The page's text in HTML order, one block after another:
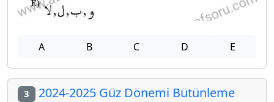
A B C D E
3 2024-2025 Güz Dönemi Bütünleme